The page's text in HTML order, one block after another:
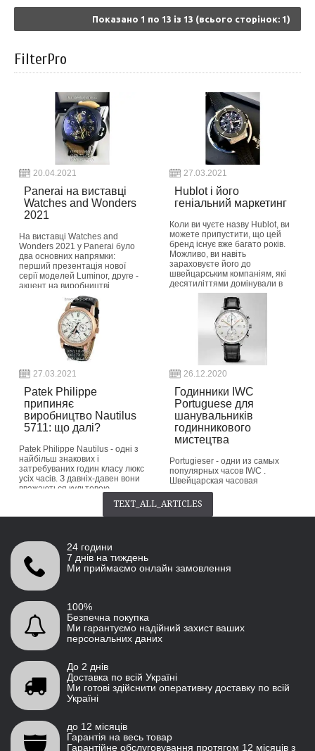
Показано 1 по 13 із 13 (всього сторінок: 1)
FilterPro
20.04.2021
Panerai на виставці
Watches and Wonders
2021
На виставці Watches and
Wonders 2021 у Panerai було
два основних напрямки:
перший презентація нової
серії моделей Luminor, друге -
акцент на виробництві
найбільш екологічно безпечних
годин в світі з п...
button_readmore
27.03.2021
Hublot і його
геніальний маркетинг
Коли ви чуєте назву Hublot, ви
можете припустити, що цей
бренд існує вже багато років.
Можливо, ви навіть
зараховуєте його до
швейцарським компаніям, які
десятиліттями домінували в
годинній індустрії,...
button_readmore
27.03.2021
Patek Philippe
припиняє
виробництво Nautilus
5711: що далі?
Patek Philippe Nautilus - одні з
найбільш знакових і
затребуваних годин класу люкс
усіх часів. З давніх-давен вони
вважаються культовою
класикою серед колекціонерів.
Patek Philippe припиняє випуск
нин...
26.12.2020
Годинники IWC
Portuguese для
шанувальників
годинникового
мистецтва
Portugieser - одни из самых
популярных часов IWC .
Швейцарская часовая
компания выпустила первую
версию этой классической
TEXT_ALL_ARTICLES
24 години
7 днів на тиждень
Ми приймаємо онлайн замовлення
100%
Безпечна покупка
Ми гарантуємо надійний захист ваших
персональних даних
До 2 днів
Доставка по всій Україні
Ми готові здійснити оперативну доставку по всій
Україні
до 12 місяців
Гарантія на весь товар
Гарантійне обслуговування протягом 12 місяців з